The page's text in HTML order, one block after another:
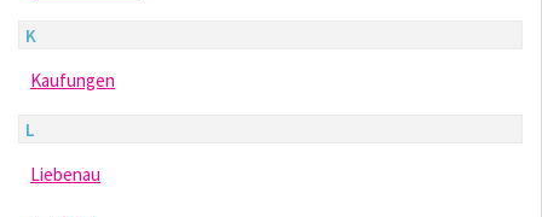
K
Kaufungen
L
Liebenau